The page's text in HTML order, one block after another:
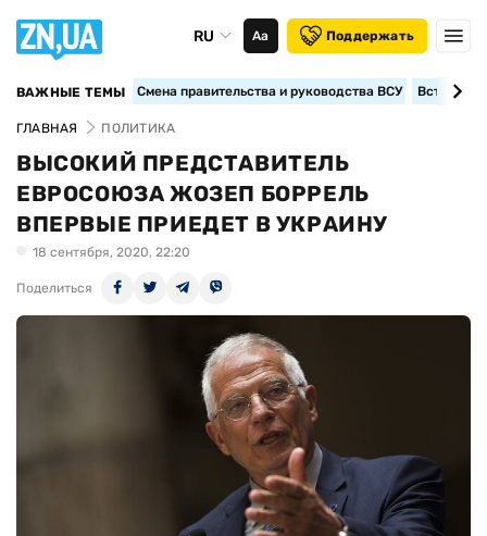
RU Аа Поддержать
ВАЖНЫЕ ТЕМЫ Смена правительства и руководства ВСУ
ГЛАВНАЯ ПОЛИТИКА
ВЫСОКИЙ ПРЕДСТАВИТЕЛЬ
ЕВРОСОЮЗА ЖОЗЕП БОРРЕЛЬ
ВПЕРВЫЕ ПРИЕДЕТ В УКРАИНУ
18 сентября, 2020, 22:20
Поделиться